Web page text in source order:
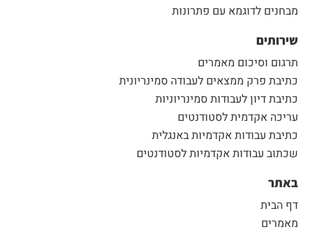
מבחנים לדוגמא עם פתרונות
שירותים
תרגום וסיכום מאמרים
כתיבת פרק ממצאים לעבודה סמינריונית
כתיבת דיון לעבודות סמינריוניות
עריכה אקדמית לסטודנטים
כתיבת עבודות אקדמיות באנגלית
שכתוב עבודות אקדמיות לסטודנטים
באתר
דף הבית
מאמרים